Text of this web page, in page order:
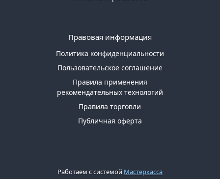
Правовая информация
Политика конфиденциальности
Пользовательское соглашение
Правила применения
рекомендательных технологий
Правила торговли
Публичная оферта
Работаем с системой Мастеркасса